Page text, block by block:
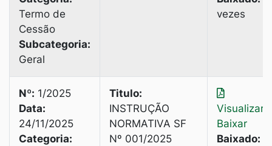
Termo de
Cessão
Subcategoria:
Geral
vezes
Nº: 1/2025
Data:
24/11/2025
Categoria:
Titulo:
INSTRUÇÃO
NORMATIVA SF
Nº 001/2025
Visualizar
Baixar
Baixado: